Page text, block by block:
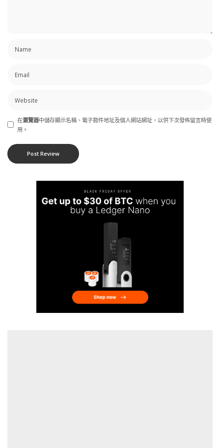
在瀏覽器中儲存顯示名稱、電子郵件地址及個人網站網址，以供下次發佈留言時使
用。